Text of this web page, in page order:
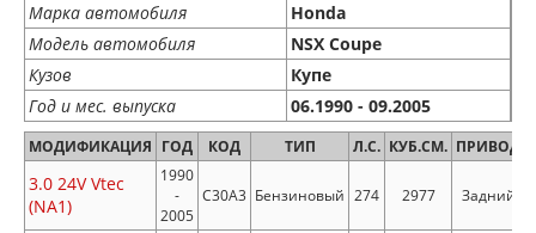
Марка автомобиля
Honda
Модель автомобиля
NSX Coupe
Кузов
Купе
Год и мес. выпуска
06.1990 - 09.2005
МОДИФИКАЦИЯ ГОД КОД ТИП Л.С. КУБ.СМ. ПРИВОД
3.0 24V Vtec
(NA1)
1990
-
2005
C30A3 Бензиновый 274 2977 Задний